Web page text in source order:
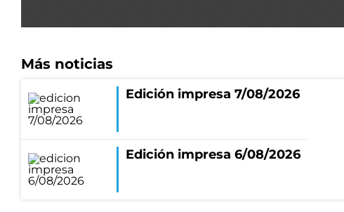
Más noticias
Edición impresa 7/08/2026
Edición impresa 6/08/2026